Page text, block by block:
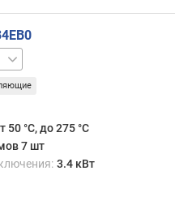
50 °C, до 275 °C
7 шт
3.4 кВт